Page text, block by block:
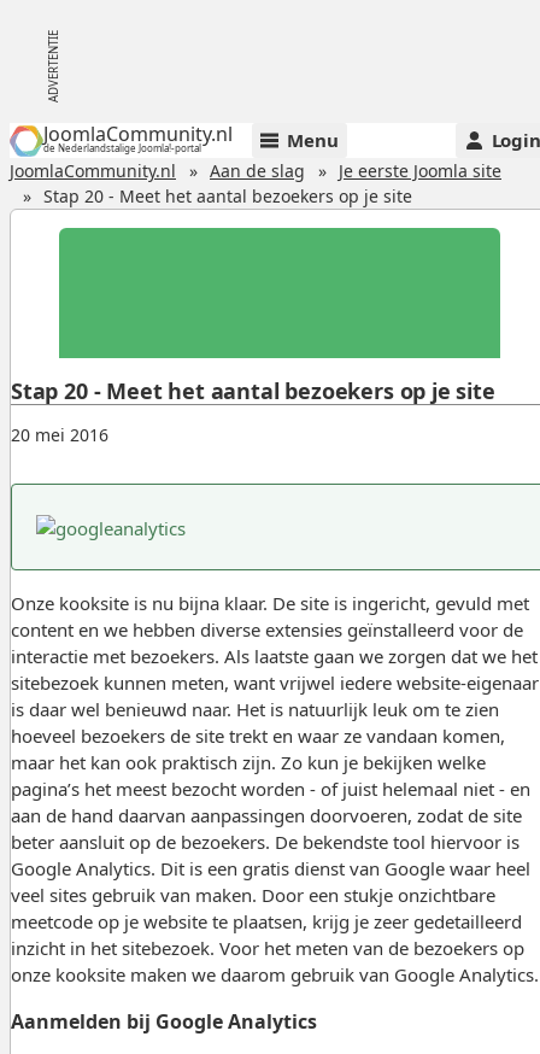
JoomlaCommunity.nl
de Nederlandstalige Joomla!-portal Menu Login
JoomlaCommunity.nl Aan de slag
Je eerste Joomla site
Stap 20 - Meet het aantal bezoekers op je site
Gepubliceerd:
20 mei 2016.
Stap 20 - Meet het aantal bezoekers op je site
Onze kooksite is nu bijna klaar. De site is ingericht, gevuld met
content en we hebben diverse extensies geïnstalleerd voor de
interactie met bezoekers. Als laatste gaan we zorgen dat we het
sitebezoek kunnen meten, want vrijwel iedere website-eigenaar
is daar wel benieuwd naar. Het is natuurlijk leuk om te zien
hoeveel bezoekers de site trekt en waar ze vandaan komen,
maar het kan ook praktisch zijn. Zo kun je bekijken welke
pagina’s het meest bezocht worden - of juist helemaal niet - en
aan de hand daarvan aanpassingen doorvoeren, zodat de site
beter aansluit op de bezoekers. De bekendste tool hiervoor is
Google Analytics. Dit is een gratis dienst van Google waar heel
veel sites gebruik van maken. Door een stukje onzichtbare
meetcode op je website te plaatsen, krijg je zeer gedetailleerd
inzicht in het sitebezoek. Voor het meten van de bezoekers op
onze kooksite maken we daarom gebruik van Google Analytics.
Aanmelden bij Google Analytics